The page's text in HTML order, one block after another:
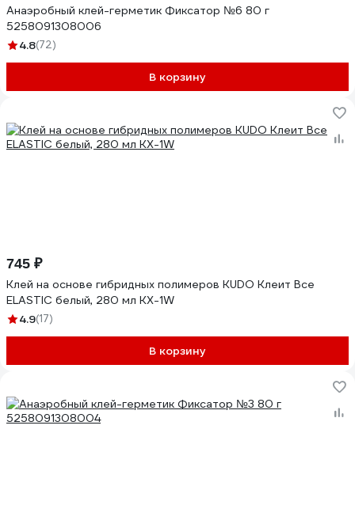
Анаэробный клей-герметик Фиксатор №6 80 г
5258091308006
4.8(72)
В корзину
745 ₽
Клей на основе гибридных полимеров KUDO Клеит Все
ELASTIС белый, 280 мл KX-1W
4.9(17)
В корзину